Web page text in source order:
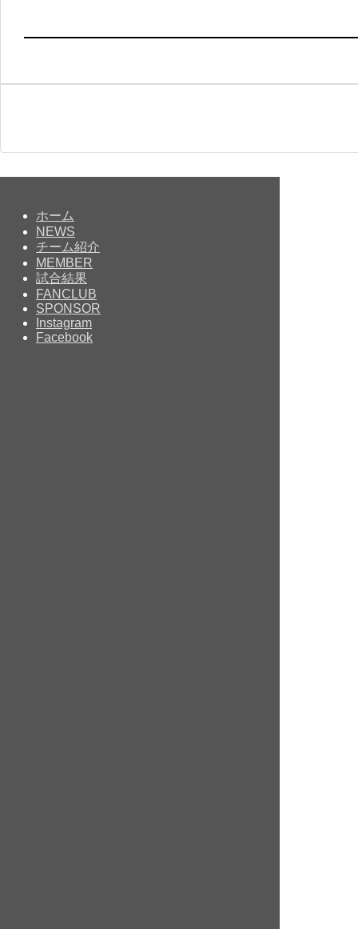
ホーム
NEWS
チーム紹介
MEMBER
試合結果
FANCLUB
SPONSOR
Instagram
Facebook